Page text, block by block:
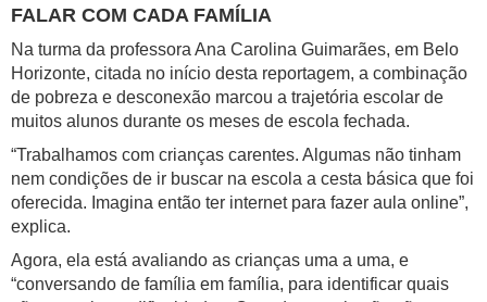
FALAR COM CADA FAMÍLIA
Na turma da professora Ana Carolina Guimarães, em Belo
Horizonte, citada no início desta reportagem, a combinação
de pobreza e desconexão marcou a trajetória escolar de
muitos alunos durante os meses de escola fechada.
“Trabalhamos com crianças carentes. Algumas não tinham
nem condições de ir buscar na escola a cesta básica que foi
oferecida. Imagina então ter internet para fazer aula online”,
explica.
Agora, ela está avaliando as crianças uma a uma, e
“conversando de família em família, para identificar quais